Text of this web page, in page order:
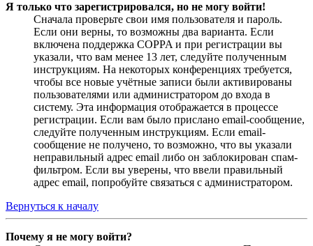
Я только что зарегистрировался, но не могу войти!
Сначала проверьте свои имя пользователя и пароль.
Если они верны, то возможны два варианта. Если
включена поддержка COPPA и при регистрации вы
указали, что вам менее 13 лет, следуйте полученным
инструкциям. На некоторых конференциях требуется,
чтобы все новые учётные записи были активированы
пользователями или администратором до входа в
систему. Эта информация отображается в процессе
регистрации. Если вам было прислано email-сообщение,
следуйте полученным инструкциям. Если email-
сообщение не получено, то возможно, что вы указали
неправильный адрес email либо он заблокирован спам-
фильтром. Если вы уверены, что ввели правильный
адрес email, попробуйте связаться с администратором.
Вернуться к началу
Почему я не могу войти?